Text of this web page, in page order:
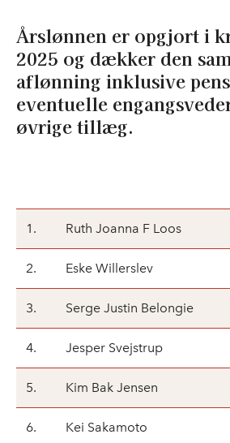
Årslønnen er opgjort i
2025 og dækker den
aflønning inklusive
eventuelle
øvrige tillæg.
1. Ruth Joanna F Loos
2. Eske Willerslev
3. Serge Justin Belongie
4. Jesper Svejstrup
5. Kim Bak Jensen
6. Kei Sakamoto